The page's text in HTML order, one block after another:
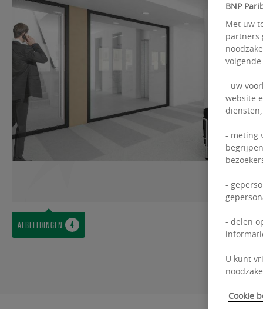
AFBEELDINGEN
BNP
Met uw
partners
- uw
website
- meting
-
- delen
U kunt
Cookie